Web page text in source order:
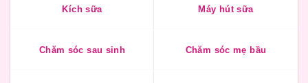
Kích sữa Máy hút sữa
Chăm sóc sau sinh Chăm sóc mẹ bầu